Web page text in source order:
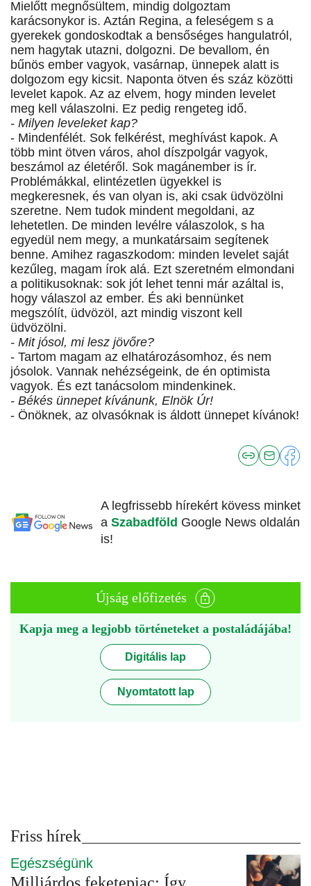
Mielőtt megnősültem, mindig dolgoztam
karácsonykor is. Aztán Regina, a feleségem s a
gyerekek gondoskodtak a bensőséges hangulatról,
nem hagytak utazni, dolgozni. De bevallom, én
bűnös ember vagyok, vasárnap, ünnepek alatt is
dolgozom egy kicsit. Naponta ötven és száz közötti
levelet kapok. Az az elvem, hogy minden levelet
meg kell válaszolni. Ez pedig rengeteg idő.
- Milyen leveleket kap?
- Mindenfélét. Sok felkérést, meghívást kapok. A
több mint ötven város, ahol díszpolgár vagyok,
beszámol az életéről. Sok magánember is ír.
Problémákkal, elintézetlen ügyekkel is
megkeresnek, és van olyan is, aki csak üdvözölni
szeretne. Nem tudok mindent megoldani, az
lehetetlen. De minden levélre válaszolok, s ha
egyedül nem megy, a munkatársaim segítenek
benne. Amihez ragaszkodom: minden levelet saját
kezűleg, magam írok alá. Ezt szeretném elmondani
a politikusoknak: sok jót lehet tenni már azáltal is,
hogy válaszol az ember. És aki bennünket
megszólít, üdvözöl, azt mindig viszont kell
üdvözölni.
- Mit jósol, mi lesz jövőre?
- Tartom magam az elhatározásomhoz, és nem
jósolok. Vannak nehézségeink, de én optimista
vagyok. És ezt tanácsolom mindenkinek.
- Békés ünnepet kívánunk, Elnök Úr!
- Önöknek, az olvasóknak is áldott ünnepet kívánok!
A legfrissebb hírekért kövess minket
a Szabadföld Google News oldalán
is!
Újság előfizetés
Kapja meg a legjobb történeteket a postaládájába!
Digitális lap
Nyomtatott lap
Friss hírek
Egészségünk